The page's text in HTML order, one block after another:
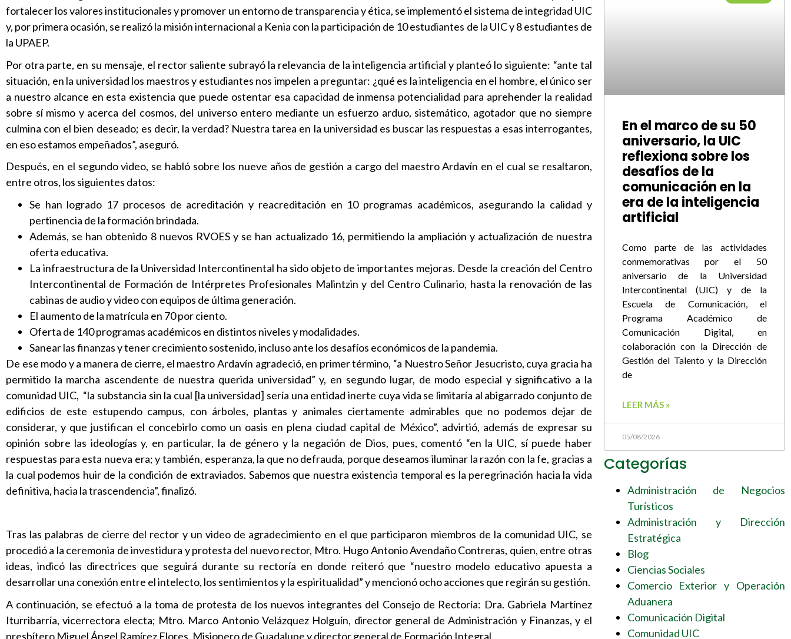
fortalecer los valores institucionales y promover un entorno de transparencia y ética, se implementó el sistema de integridad UIC
y, por primera ocasión, se realizó la misión internacional a Kenia con la participación de 10 estudiantes de la UIC y 8 estudiantes de
la UPAEP.
Por otra parte, en su mensaje, el rector saliente subrayó la relevancia de la inteligencia artificial y planteó lo siguiente: “ante tal
situación, en la universidad los maestros y estudiantes nos impelen a preguntar: ¿qué es la inteligencia en el hombre, el único ser
a nuestro alcance en esta existencia que puede ostentar esa capacidad de inmensa potencialidad para aprehender la realidad
sobre sí mismo y acerca del cosmos, del universo entero mediante un esfuerzo arduo, sistemático, agotador que no siempre
culmina con el bien deseado; es decir, la verdad? Nuestra tarea en la universidad es buscar las respuestas a esas interrogantes,
en eso estamos empeñados”, aseguró.
Después, en el segundo video, se habló sobre los nueve años de gestión a cargo del maestro Ardavín en el cual se resaltaron,
entre otros, los siguientes datos:
Se han logrado 17 procesos de acreditación y reacreditación en 10 programas académicos, asegurando la calidad y
pertinencia de la formación brindada.
Además, se han obtenido 8 nuevos RVOES y se han actualizado 16, permitiendo la ampliación y actualización de nuestra
oferta educativa.
La infraestructura de la Universidad Intercontinental ha sido objeto de importantes mejoras. Desde la creación del Centro
Intercontinental de Formación de Intérpretes Profesionales Malintzin y del Centro Culinario, hasta la renovación de las
cabinas de audio y video con equipos de última generación.
El aumento de la matrícula en 70 por ciento.
Oferta de 140 programas académicos en distintos niveles y modalidades.
Sanear las finanzas y tener crecimiento sostenido, incluso ante los desafíos económicos de la pandemia.
De ese modo y a manera de cierre, el maestro Ardavín agradeció, en primer término, “a Nuestro Señor Jesucristo, cuya gracia ha
permitido la marcha ascendente de nuestra querida universidad” y, en segundo lugar, de modo especial y significativo a la
comunidad UIC, “la substancia sin la cual [la universidad] sería una entidad inerte cuya vida se limitaría al abigarrado conjunto de
edificios de este estupendo campus, con árboles, plantas y animales ciertamente admirables que no podemos dejar de
considerar, y que justifican el concebirlo como un oasis en plena ciudad capital de México”, advirtió, además de expresar su
opinión sobre las ideologías y, en particular, la de género y la negación de Dios, pues, comentó “en la UIC, sí puede haber
respuestas para esta nueva era; y también, esperanza, la que no defrauda, porque deseamos iluminar la razón con la fe, gracias a
la cual podemos huir de la condición de extraviados. Sabemos que nuestra existencia temporal es la peregrinación hacia la vida
definitiva, hacia la trascendencia”, finalizó.
Tras las palabras de cierre del rector y un video de agradecimiento en el que participaron miembros de la comunidad UIC, se
procedió a la ceremonia de investidura y protesta del nuevo rector, Mtro. Hugo Antonio Avendaño Contreras, quien, entre otras
ideas, indicó las directrices que seguirá durante su rectoría en donde reiteró que “nuestro modelo educativo apuesta a
desarrollar una conexión entre el intelecto, los sentimientos y la espiritualidad” y mencionó ocho acciones que regirán su gestión.
A continuación, se efectuó a la toma de protesta de los nuevos integrantes del Consejo de Rectoría: Dra. Gabriela Martínez
Iturribarría, vicerrectora electa; Mtro. Marco Antonio Velázquez Holguín, director general de Administración y Finanzas, y el
presbítero Miguel Ángel Ramírez Flores, Misionero de Guadalupe y director general de Formación Integral.
En el marco de su 50
aniversario, la UIC
reflexiona sobre los
desafíos de la
comunicación en la
era de la inteligencia
artificial
Como parte de las actividades
conmemorativas por el 50
aniversario de la Universidad
Intercontinental (UIC) y de la
Escuela de Comunicación, el
Programa Académico de
Comunicación Digital, en
colaboración con la Dirección de
Gestión del Talento y la Dirección
de
LEER MÁS »
05/08/2026
Categorías
Administración de Negocios
Turísticos
Administración y Dirección
Estratégica
Blog
Ciencias Sociales
Comercio Exterior y Operación
Aduanera
Comunicación Digital
Comunidad UIC